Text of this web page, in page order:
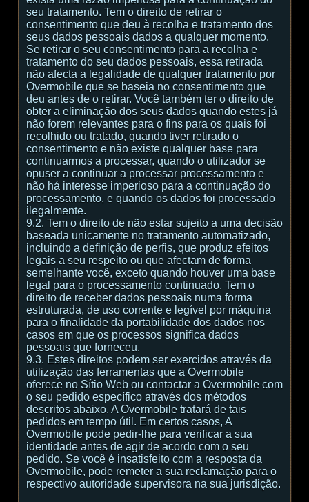
seu tratamento. Tem o direito de retirar o
consentimento que deu à recolha e tratamento dos
seus dados pessoais dados a qualquer momento.
Se retirar o seu consentimento para a recolha e
tratamento do seu dados pessoais, essa retirada
não afecta a legalidade de qualquer tratamento por
Overmobile que se baseia no consentimento que
deu antes de o retirar. Você também ter o direito de
obter a eliminação dos seus dados quando estes já
não forem relevantes para o fins para os quais foi
recolhido ou tratado, quando tiver retirado o
consentimento e não existe qualquer base para
continuarmos a processar, quando o utilizador se
opuser a continuar a processar processamento e
não há interesse imperioso para a continuação do
processamento, e quando os dados foi processado
ilegalmente.
9.2. Tem o direito de não estar sujeito a uma decisão
baseada unicamente no tratamento automatizado,
incluindo a definição de perfis, que produz efeitos
legais a seu respeito ou que afectam de forma
semelhante você, exceto quando houver uma base
legal para o processamento continuado. Tem o
direito de receber dados pessoais numa forma
estruturada, de uso corrente e legível por máquina
para o finalidade da portabilidade dos dados nos
casos em que os processos significa dados
pessoais que forneceu.
9.3. Estes direitos podem ser exercidos através da
utilização das ferramentas que a Overmobile
oferece no Sítio Web ou contactar a Overmobile com
o seu pedido específico através dos métodos
descritos abaixo. A Overmobile tratará de tais
pedidos em tempo útil. Em certos casos, A
Overmobile pode pedir-lhe para verificar a sua
identidade antes de agir de acordo com o seu
pedido. Se você é insatisfeito com a resposta da
Overmobile, pode remeter a sua reclamação para o
respectivo autoridade supervisora na sua jurisdição.